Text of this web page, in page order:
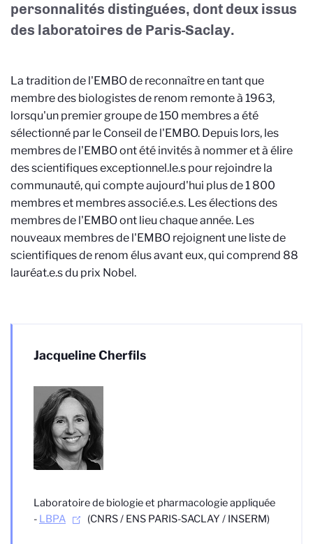
personnalités distinguées, dont deux issus
des laboratoires de Paris-Saclay.
La tradition de l'EMBO de reconnaître en tant que
membre des biologistes de renom remonte à 1963,
lorsqu'un premier groupe de 150 membres a été
sélectionné par le Conseil de l'EMBO. Depuis lors, les
membres de l'EMBO ont été invités à nommer et à élire
des scientifiques exceptionnel.le.s pour rejoindre la
communauté, qui compte aujourd'hui plus de 1 800
membres et membres associé.e.s. Les élections des
membres de l'EMBO ont lieu chaque année. Les
nouveaux membres de l'EMBO rejoignent une liste de
scientifiques de renom élus avant eux, qui comprend 88
lauréat.e.s du prix Nobel.
Jacqueline Cherfils
Laboratoire de biologie et pharmacologie appliquée
- LBPA (CNRS / ENS PARIS-SACLAY / INSERM)